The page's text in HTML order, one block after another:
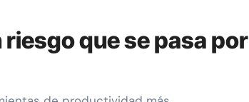
que se pasa por